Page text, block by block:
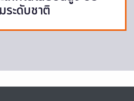
ระดับชาติ